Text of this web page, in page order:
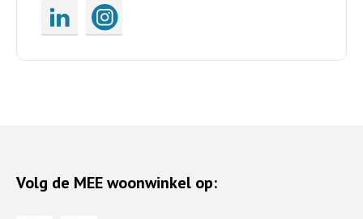
Volg de MEE woonwinkel op: